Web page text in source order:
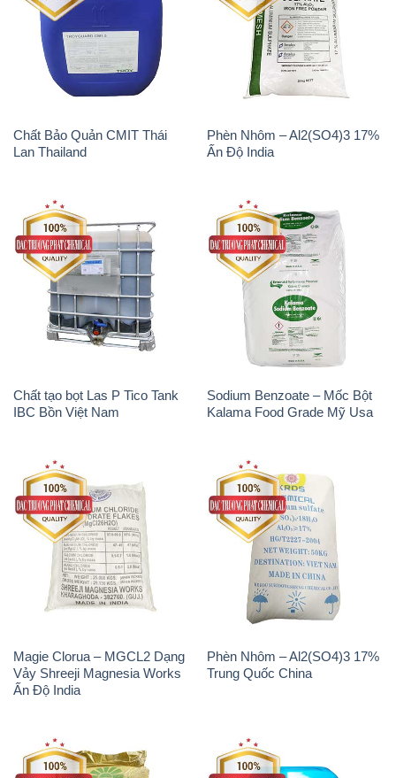
Chất Bảo Quản CMIT Thái
Lan Thailand
Phèn Nhôm – Al2(SO4)3 17%
Ấn Độ India
Chất tạo bọt Las P Tico Tank
IBC Bồn Việt Nam
Sodium Benzoate – Mốc Bột
Kalama Food Grade Mỹ Usa
Magie Clorua – MGCL2 Dạng
Vảy Shreeji Magnesia Works
Ấn Độ India
Phèn Nhôm – Al2(SO4)3 17%
Trung Quốc China